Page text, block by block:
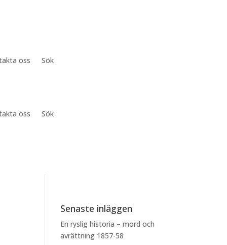
oss Sök
oss Sök
Senaste inläggen
En ryslig historia – mord och
avrättning 1857-58